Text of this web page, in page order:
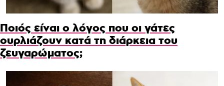
Ποιός είναι ο λόγος που οι γάτες
ουρλιάζουν κατά τη διάρκεια του
ζευγαρώματος;